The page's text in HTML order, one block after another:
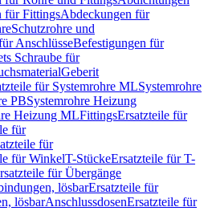
für FittingsAbdeckungen für
Schutzrohre und
AnschlüsseBefestigungen für
Schraube für
Geberit
für Systemrohre MLSystemrohre
PBSystemrohre Heizung
Heizung MLFittingsErsatzteile für
für
für
für WinkelT-StückeErsatzteile für T-
für Übergänge
lösbarErsatzteile für
lösbarAnschlussdosenErsatzteile für